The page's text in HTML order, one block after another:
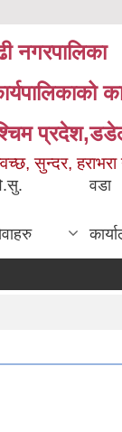
नगरपालिका
सुन्दर, हराभरा
वडा